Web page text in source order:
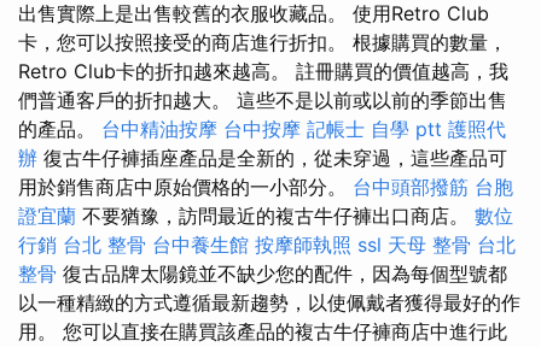
出售實際上是出售較舊的衣服收藏品。 使用Retro Club
卡，您可以按照接受的商店進行折扣。 根據購買的數量，
Retro Club卡的折扣越來越高。 註冊購買的價值越高，我
們普通客戶的折扣越大。 這些不是以前或以前的季節出售
的產品。 台中精油按摩 台中按摩 記帳士 自學 ptt 護照代
辦 復古牛仔褲插座產品是全新的，從未穿過，這些產品可
用於銷售商店中原始價格的一小部分。 台中頭部撥筋 台胞
證宜蘭 不要猶豫，訪問最近的複古牛仔褲出口商店。 數位
行銷 台北 整骨 台中養生館 按摩師執照 ssl 天母 整骨 台北
整骨 復古品牌太陽鏡並不缺少您的配件，因為每個型號都
以一種精緻的方式遵循最新趨勢，以使佩戴者獲得最好的作
用。 您可以直接在購買該產品的複古牛仔褲商店中進行此